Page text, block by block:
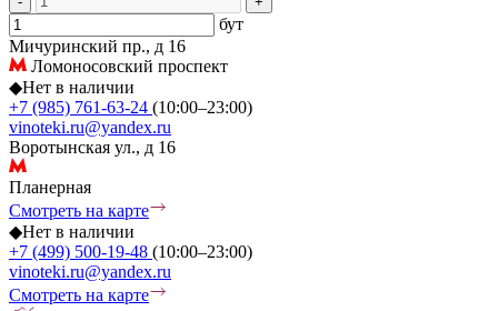
бут
Мичуринский пр., д 16
Ломоносовский проспект
◆Нет в наличии
+7 (985) 761-63-24 (10:00–23:00)
vinoteki.ru@yandex.ru
Воротынская ул., д 16
Планерная
Смотреть на карте
◆Нет в наличии
+7 (499) 500-19-48 (10:00–23:00)
vinoteki.ru@yandex.ru
Смотреть на карте